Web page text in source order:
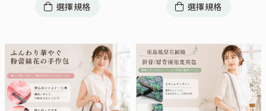
選擇規格 選擇規格